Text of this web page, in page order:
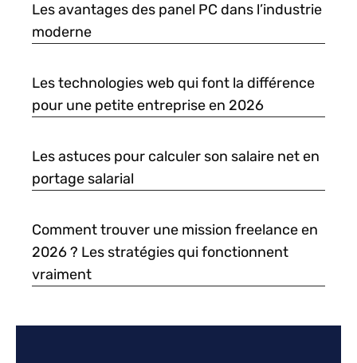
Les avantages des panel PC dans l’industrie
moderne
Les technologies web qui font la différence
pour une petite entreprise en 2026
Les astuces pour calculer son salaire net en
portage salarial
Comment trouver une mission freelance en
2026 ? Les stratégies qui fonctionnent
vraiment